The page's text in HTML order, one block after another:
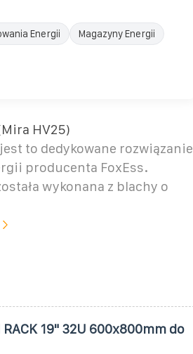
Energii Magazyny Energii
HV25)
to dedykowane rozwiązanie
producenta FoxEss.
wykonana z blachy o
19" 32U 600x800mm do